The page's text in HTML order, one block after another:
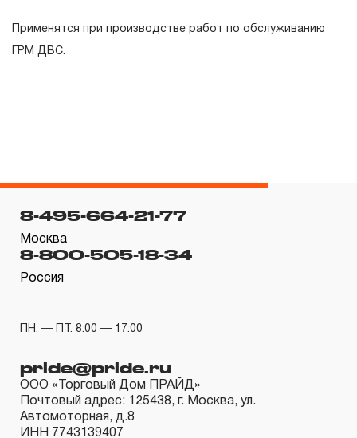
Применятся при производстве работ по обслуживанию
ГРМ ДВС.
нарушал технологию в процессе его производства.
1.2 «ПОЖИЗНЕННАЯ ГАРАНТИЯ» предоставляется
монтажного инструмента.
2. Понятие «ОГРАНИЧЕННАЯ ГАРАНТИЯ»
2.1 На инструмент, имеющий в своей конструкции
КИНЕМАТИЧЕСКУЮ СХЕМУ (МЕХАНИЗМ)
8-495-664-21-77
Москва
8-800-505-18-34
Россия
ПН. — ПТ. 8:00 — 17:00
pride@pride.ru
ООО «Торговый Дом ПРАЙД»
Почтовый адрес: 125438, г. Москва, ул.
Автомоторная, д.8
ИНН 7743139407